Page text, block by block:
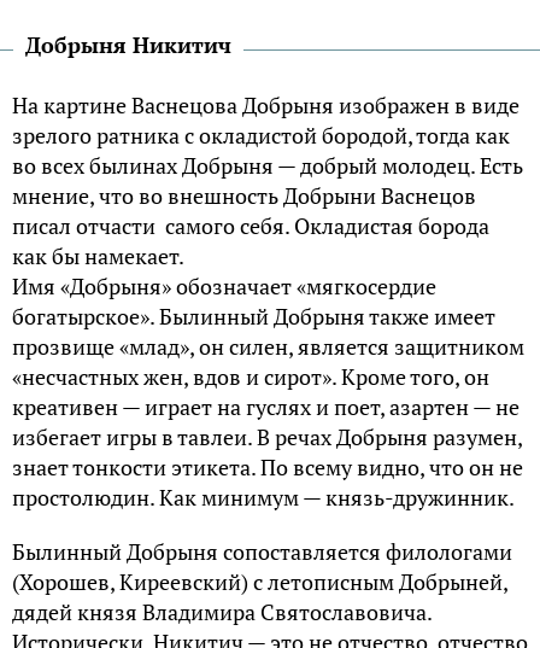
Добрыня Никитич
На картине Васнецова Добрыня изображен в виде
зрелого ратника с окладистой бородой, тогда как
во всех былинах Добрыня — добрый молодец. Есть
мнение, что во внешность Добрыни Васнецов
писал отчасти самого себя. Окладистая борода
как бы намекает.
Имя «Добрыня» обозначает «мягкосердие
богатырское». Былинный Добрыня также имеет
прозвище «млад», он силен, является защитником
«несчастных жен, вдов и сирот». Кроме того, он
креативен — играет на гуслях и поет, азартен — не
избегает игры в тавлеи. В речах Добрыня разумен,
знает тонкости этикета. По всему видно, что он не
простолюдин. Как минимум — князь-дружинник.
Былинный Добрыня сопоставляется филологами
(Хорошев, Киреевский) с летописным Добрыней,
дядей князя Владимира Святославовича.
Исторически, Никитич — это не отчество, отчество